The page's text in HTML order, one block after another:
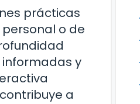
prácticas
o de
y
a